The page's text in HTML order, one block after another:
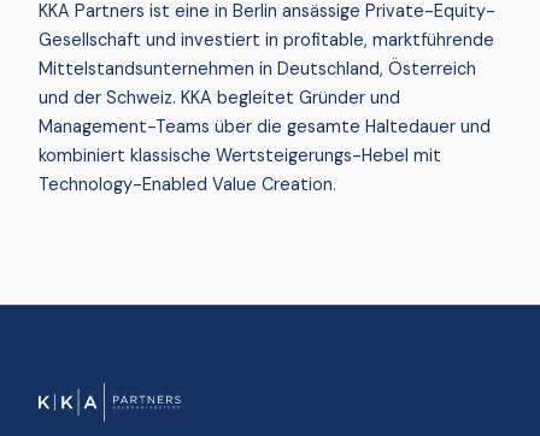
KKA Partners ist eine in Berlin ansässige Private-Equity-
Gesellschaft und investiert in profitable, marktführende
Mittelstandsunternehmen in Deutschland, Österreich
und der Schweiz. KKA begleitet Gründer und
Management-Teams über die gesamte Haltedauer und
kombiniert klassische Wertsteigerungs-Hebel mit
Technology-Enabled Value Creation.